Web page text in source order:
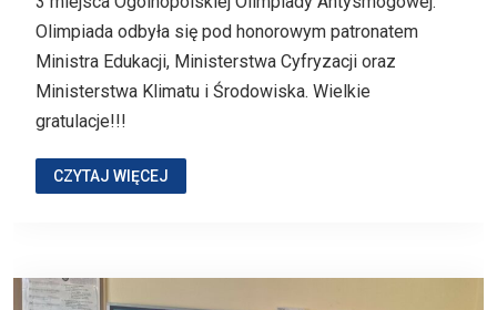
Olimpiada odbyła się pod honorowym patronatem
Ministra Edukacji, Ministerstwa Cyfryzacji oraz
Ministerstwa Klimatu i Środowiska. Wielkie
gratulacje!!!
CZYTAJ WIĘCEJ